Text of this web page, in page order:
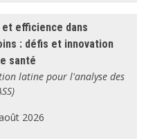
efficience dans
: défis et innovation
santé
latine pour l'analyse des
2026